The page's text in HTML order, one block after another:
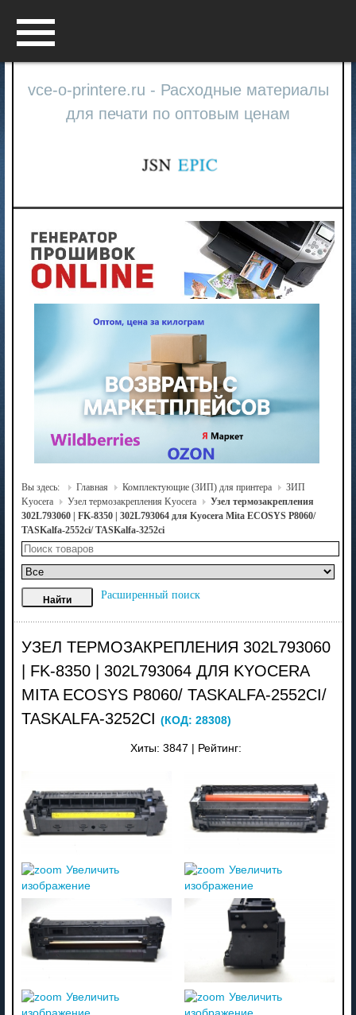
vce-o-printere.ru - Расходные материалы
для печати по оптовым ценам
Вы здесь: Главная Комплектующие (ЗИП) для принтера
ЗИП
Kyocera
Узел термозакрепления Kyocera
Узел термозакрепления
302L793060 | FK-8350 | 302L793064 для Kyocera Mita ECOSYS P8060/
TASKalfa-2552ci/ TASKalfa-3252ci
Расширенный поиск
УЗЕЛ ТЕРМОЗАКРЕПЛЕНИЯ 302L793060
| FK-8350 | 302L793064 ДЛЯ KYOCERA
MITA ECOSYS P8060/ TASKALFA-2552CI/
TASKALFA-3252CI (КОД: 28308)
Хиты: 3847 Рейтинг:
Увеличить
изображение
Увеличить
изображение
Увеличить
Увеличить